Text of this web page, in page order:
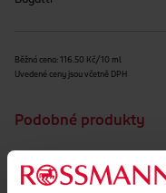
Běžná cena: 116.50 Kč/10 ml
Uvedené ceny jsou včetně DPH
Podobné produkty